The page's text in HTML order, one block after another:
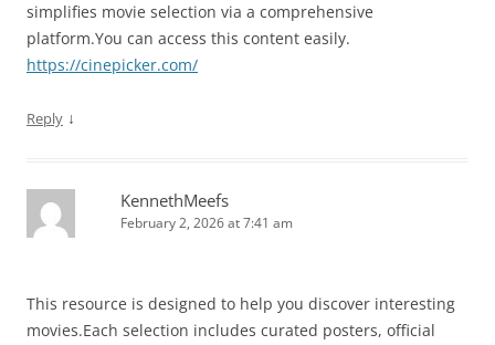
simplifies movie selection via a comprehensive
platform.You can access this content easily.
https://cinepicker.com/
Reply ↓
KennethMeefs
February 2, 2026 at 7:41 am
This resource is designed to help you discover interesting
movies.Each selection includes curated posters, official